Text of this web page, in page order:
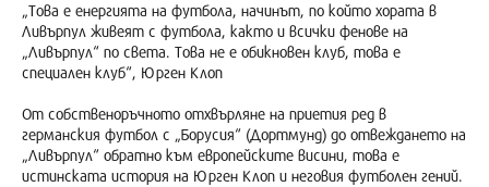
„Това е енергията на футбола, начинът, по който хората в
Ливърпул живеят с футбола, както и всички фенове на
„Ливърпул“ по света. Това не е обикновен клуб, това е
специален клуб“, Юрген Клоп
От собственоръчното отхвърляне на приетия ред в
германския футбол с „Борусия“ (Дортмунд) до отвеждането на
„Ливърпул“ обратно към европейските висини, това е
истинската история на Юрген Клоп и неговия футболен гений.